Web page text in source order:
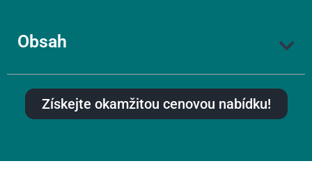
Obsah
Získejte okamžitou cenovou nabídku!